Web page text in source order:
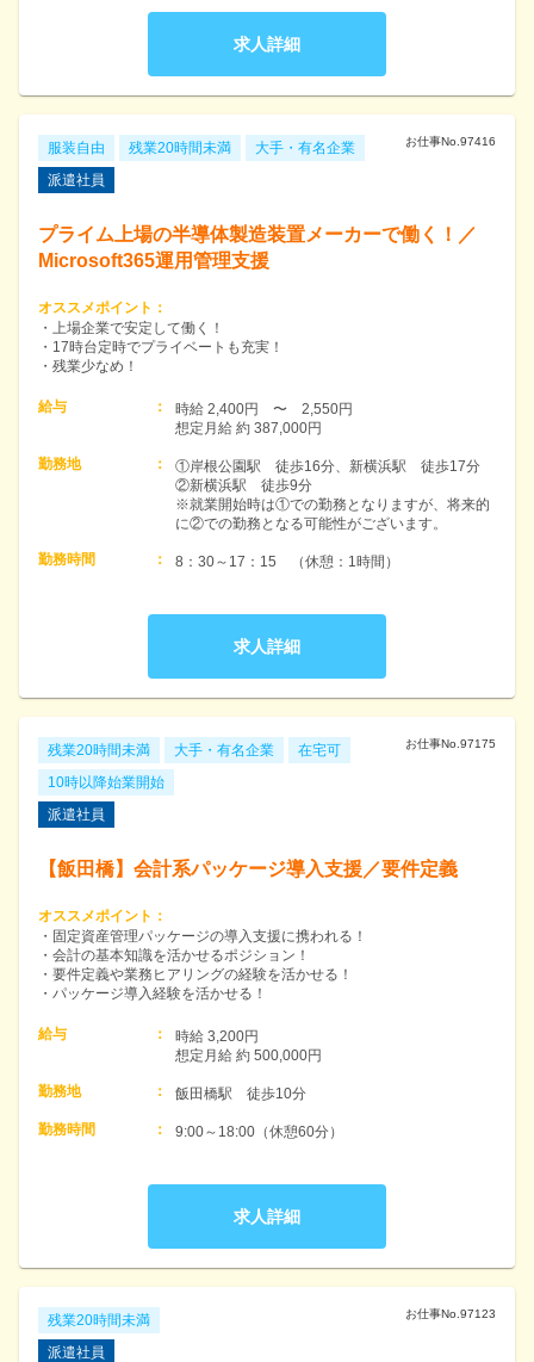
求人詳細
服装自由 残業20時間未満 大手・有名企業 お仕事No. 97416
派遣社員
プライム上場の半導体製造装置メーカーで働く！／
Microsoft365運用管理支援
オススメポイント ：
・上場企業で安定して働く！
・17時台定時でプライベートも充実！
・残業少なめ！
給与 ：
時給 2,400円　〜　2,550円
想定月給 約 387,000円
勤務地 ：
①岸根公園駅　徒歩16分、新横浜駅　徒歩17分
②新横浜駅　徒歩9分
※就業開始時は①での勤務となりますが、将来的
に②での勤務となる可能性がございます。
勤務時間 ： 8：30～17：15　（休憩：1時間）
求人詳細
残業20時間未満 大手・有名企業
在宅可
10時以降始業開始
お仕事No. 97175
派遣社員
【飯田橋】会計系パッケージ導入支援／要件定義
オススメポイント ：
・固定資産管理パッケージの導入支援に携われる！
・会計の基本知識を活かせるポジション！
・要件定義や業務ヒアリングの経験を活かせる！
・パッケージ導入経験を活かせる！
給与 ：
時給 3,200円
想定月給 約 500,000円
勤務地 ： 飯田橋駅　徒歩10分
勤務時間 ： 9:00～18:00（休憩60分）
求人詳細
残業20時間未満 お仕事No. 97123
派遣社員